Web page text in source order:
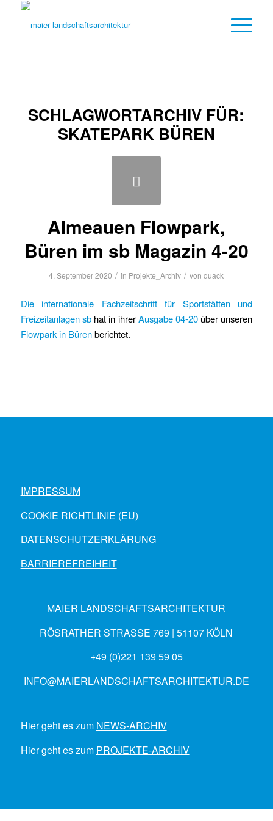
SCHLAGWORTARCHIV FÜR:
SKATEPARK BÜREN
Almeauen Flowpark,
Büren im sb Magazin 4-20
4. September 2020 / in Projekte_Archiv / vonquack
Die internationale Fachzeitschrift für Sportstätten und
Freizeitanlagen sbhat in ihrerAusgabe 04-20über unseren
Flowpark in Bürenberichtet.
IMPRESSUM
COOKIE RICHTLINIE (EU)
DATENSCHUTZERKLÄRUNG
BARRIEREFREIHEIT
MAIER LANDSCHAFTSARCHITEKTUR
RÖSRATHER STRASSE 769 | 51107 KÖLN
+49 (0)221 139 59 05
INFO@MAIERLANDSCHAFTSARCHITEKTUR.DE
Hier geht es zum NEWS-ARCHIV
Hier geht es zum PROJEKTE-ARCHIV